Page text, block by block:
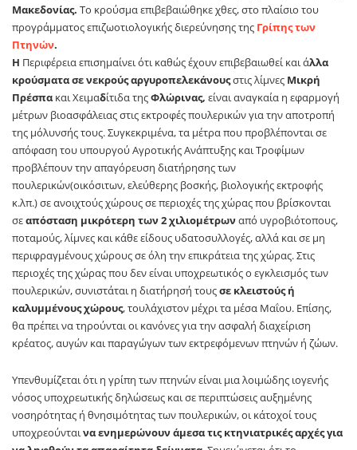
Μακεδονίας. Το κρούσμα επιβεβαιώθηκε χθες, στο πλαίσιο του
προγράμματος επιζωοτιολογικής διερεύνησης της Γρίπης των
Πτηνών.
Η Περιφέρεια επισημαίνει ότι καθώς έχουν επιβεβαιωθεί και άλλα
κρούσματα σε νεκρούς αργυροπελεκάνουςστις λίμνες Μικρή
Πρέσπα και Χειμαδίτιδα τηςΦλώρινας, είναι αναγκαία η εφαρμογή
μέτρων βιοασφάλειας στις εκτροφές πουλερικών για την αποτροπή
της μόλυνσής τους. Συγκεκριμένα, τα μέτρα που προβλέπονται σε
απόφαση του υπουργού Αγροτικής Ανάπτυξης και Τροφίμων
προβλέπουν την απαγόρευση διατήρησης των
πουλερικών(οικόσιτων, ελεύθερης βοσκής, βιολογικής εκτροφής
κ.λπ.) σε ανοιχτούς χώρους σε περιοχές της χώρας που βρίσκονται
σεαπόσταση μικρότερη των 2 χιλιομέτρωναπό υγροβιότοπους,
ποταμούς, λίμνες και κάθε είδους υδατοσυλλογές, αλλά και σε μη
περιφραγμένους χώρους σε όλη την επικράτεια της χώρας. Στις
περιοχές της χώρας που δεν είναι υποχρεωτικός ο εγκλεισμός των
πουλερικών, συνιστάται η διατήρησή τουςσε κλειστούς ή
καλυμμένους χώρους, τουλάχιστον μέχρι τα μέσα Μαΐου. Επίσης,
θα πρέπει να τηρούνται οι κανόνες για την ασφαλή διαχείριση
κρέατος, αυγών και παραγώγων των εκτρεφόμενων πτηνών ή ζώων.
Υπενθυμίζεται ότι η γρίπη των πτηνών είναι μια λοιμώδης ιογενής
νόσος υποχρεωτικής δηλώσεως και σε περιπτώσεις αυξημένης
νοσηρότητας ή θνησιμότητας των πουλερικών, οι κάτοχοί τους
υποχρεούνταινα ενημερώνουν άμεσα τις κτηνιατρικές αρχές για